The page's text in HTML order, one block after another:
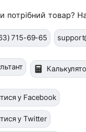
потрібний товар?
715-69-65
у Facebook
у Twitter